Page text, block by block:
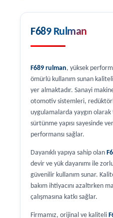
F689 Rulman
F689 rulman, yüksek
ömürlü kullanım sunan
yer almaktadır. Sanayi
otomotiv sistemleri,
uygulamalarda yaygın
sürtünme yapısı sayesinde
performansı sağlar.
Dayanıklı yapıya sahip olan
devir ve yük dayanımı ile
güvenilir kullanım sunar.
bakım ihtiyacını azaltırken
çalışmasına katkı sağlar.
Firmamız, orijinal ve kaliteli